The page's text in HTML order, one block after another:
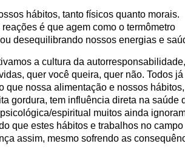
hábitos, tanto físicos quanto morais.
é que agem como o termômetro
desequilibrando nossos energias e
a cultura da
quer você queira, quer não. Todos já
que nossa alimentação e nossos hábitos,
gordura, tem influência direta na saúde
espiritual muitos ainda
que estes hábitos e trabalhos no campo
assim, mesmo sofrendo as